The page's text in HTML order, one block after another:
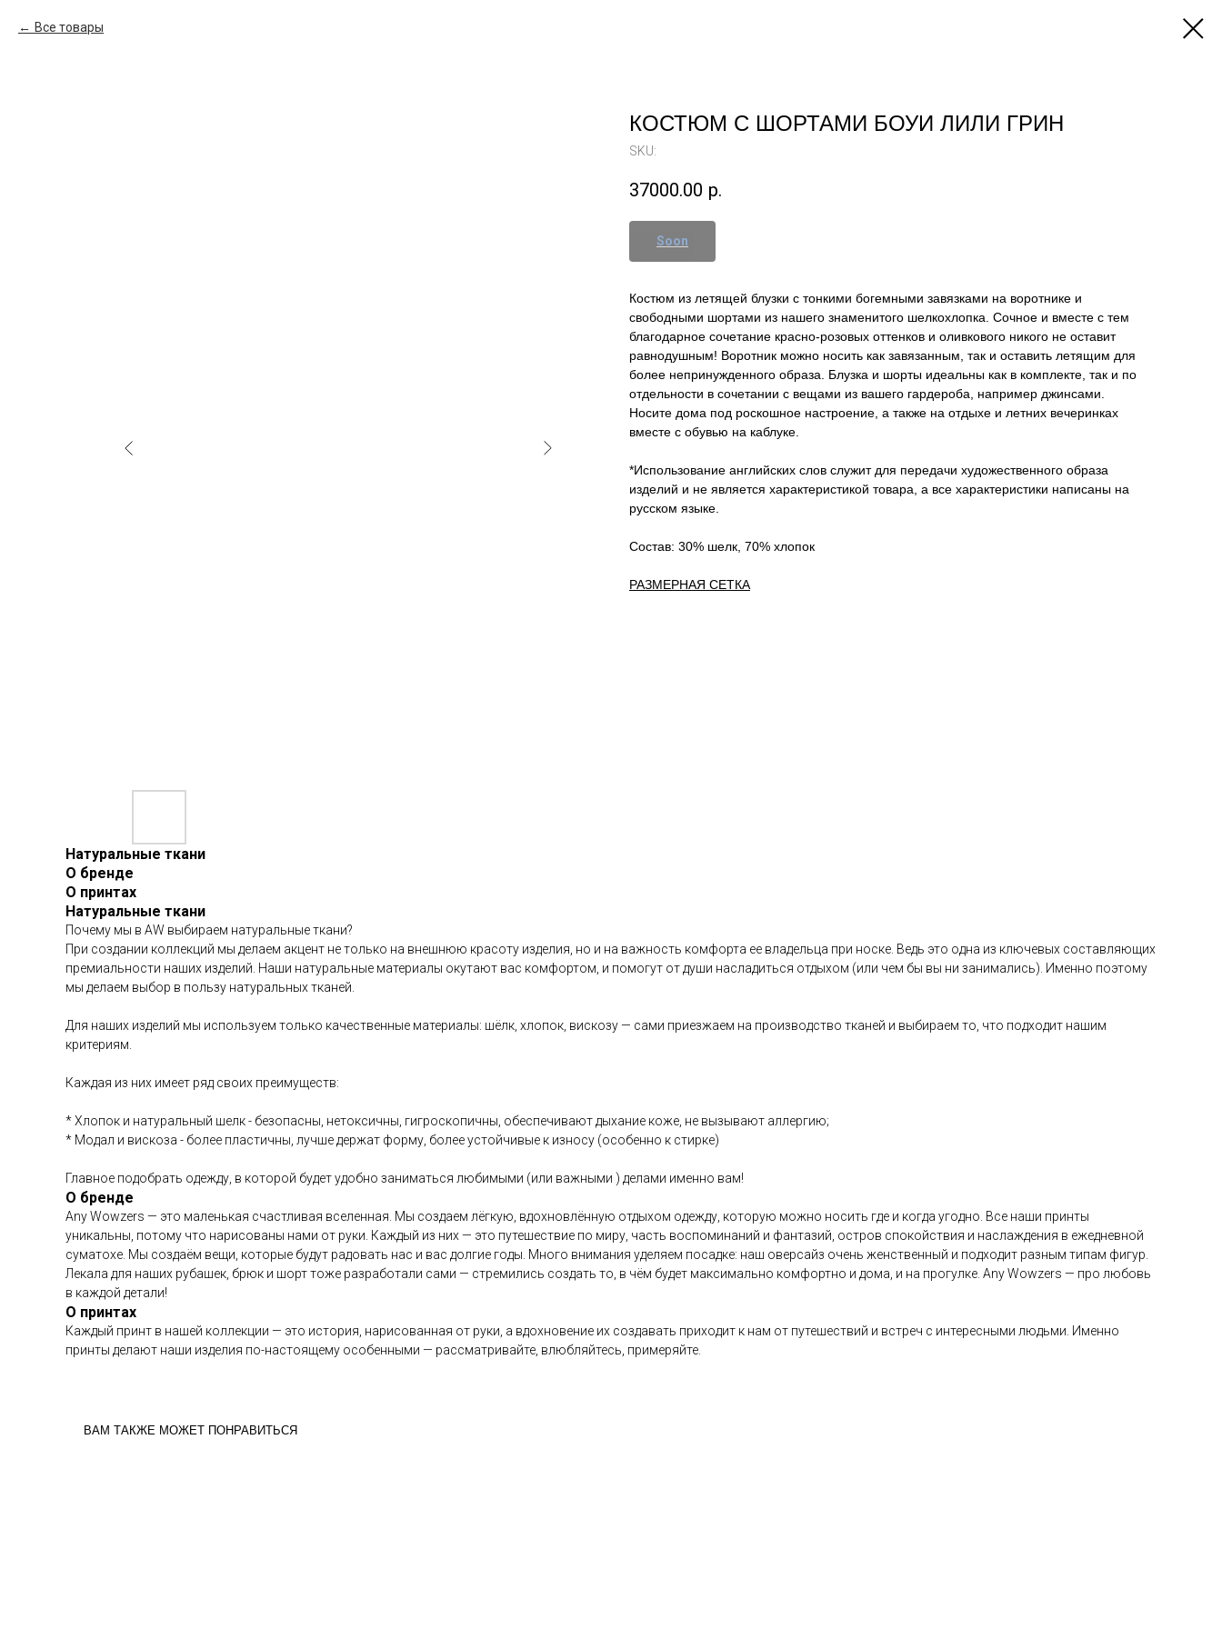
Все товары
КОСТЮМ С ШОРТАМИ БОУИ ЛИЛИ ГРИН
SKU:
37000.00 р.
Костюм из летящей блузки с тонкими богемными завязками на воротнике и
свободными шортами из нашего знаменитого шелкохлопка. Сочное и вместе с тем
благодарное сочетание красно-розовых оттенков и оливкового никого не оставит
равнодушным! Воротник можно носить как завязанным, так и оставить летящим для
более непринужденного образа. Блузка и шорты идеальны как в комплекте, так и по
отдельности в сочетании с вещами из вашего гардероба, например джинсами.
Носите дома под роскошное настроение, а также на отдыхе и летних вечеринках
вместе с обувью на каблуке.
*Использование английских слов служит для передачи художественного образа
изделий и не является характеристикой товара, а все характеристики написаны на
русском языке.
Состав: 30% шелк, 70% хлопок
РАЗМЕРНАЯ СЕТКА
Натуральные ткани
О бренде
О принтах
Натуральные ткани
Почему мы в AW выбираем натуральные ткани?
При создании коллекций мы делаем акцент не только на внешнюю красоту изделия, но и на важность комфорта ее владельца при носке. Ведь это одна из ключевых составляющих
премиальности наших изделий. Наши натуральные материалы окутают вас комфортом, и помогут от души насладиться отдыхом (или чем бы вы ни занимались). Именно поэтому
мы делаем выбор в пользу натуральных тканей.
Для наших изделий мы используем только качественные материалы: шёлк, хлопок, вискозу — сами приезжаем на производство тканей и выбираем то, что подходит нашим
критериям.
Каждая из них имеет ряд своих преимуществ:
* Хлопок и натуральный шелк - безопасны, нетоксичны, гигроскопичны, обеспечивают дыхание коже, не вызывают аллергию;
* Модал и вискоза - более пластичны, лучше держат форму, более устойчивые к износу (особенно к стирке)
Главное подобрать одежду, в которой будет удобно заниматься любимыми (или важными ) делами именно вам!
О бренде
Any Wowzers — это маленькая счастливая вселенная. Мы создаем лёгкую, вдохновлённую отдыхом одежду, которую можно носить где и когда угодно. Все наши принты
уникальны, потому что нарисованы нами от руки. Каждый из них — это путешествие по миру, часть воспоминаний и фантазий, остров спокойствия и наслаждения в ежедневной
суматохе. Мы создаём вещи, которые будут радовать нас и вас долгие годы. Много внимания уделяем посадке: наш оверсайз очень женственный и подходит разным типам фигур.
Лекала для наших рубашек, брюк и шорт тоже разработали сами — стремились создать то, в чём будет максимально комфортно и дома, и на прогулке. Any Wowzers — про любовь
в каждой детали!
О принтах
Каждый принт в нашей коллекции — это история, нарисованная от руки, а вдохновение их создавать приходит к нам от путешествий и встреч с интересными людьми. Именно
принты делают наши изделия по-настоящему особенными — рассматривайте, влюбляйтесь, примеряйте.
ВАМ ТАКЖЕ МОЖЕТ ПОНРАВИТЬСЯ